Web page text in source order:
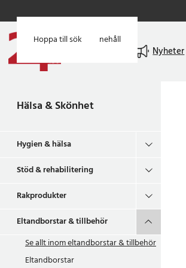
Hoppa till huvudinnehåll
Hoppa till sök
Nyheter
Hälsa & Skönhet
Hygien & hälsa
Stöd & rehabilitering
Rakprodukter
Eltandborstar & tillbehör
Se allt inomeltandborstar & tillbehör
Eltandborstar